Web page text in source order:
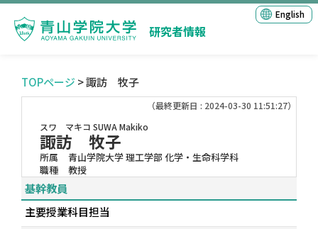
研究者情報
English
TOPページ > 諏訪 牧子
（最終更新日 : 2024-03-30 11:51:27）
スワ マキコ SUWA Makiko
諏訪 牧子
所属
青山学院大学 理工学部 化学・生命科学科
職種
教授
基幹教員
主要授業科目担当